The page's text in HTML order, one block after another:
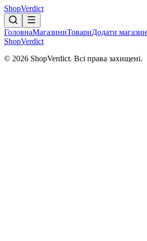
ShopVerdict
ГоловнаМагазиниТовариДодати магазин
ShopVerdict
© 2026 ShopVerdict. Всі права захищені.